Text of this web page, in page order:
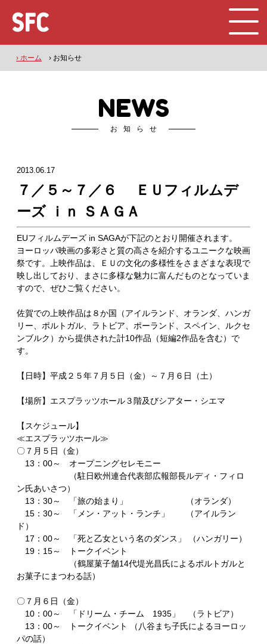
› ホーム › お知らせ
NEWS
お知らせ
2013.06.17
７／５～７／６ ＥＵフィルムデ
ーズ ｉｎ ＳＡＧＡ
EUフィルムデーズ in SAGAが下記のとおり開催されます。
ヨーロッパ映画の多彩さと質の高さを紹介するユニークな映画
祭です。上映作品は、ＥＵの文化の多様性をさまざまな表現で
映し出しており、まさに多様な魅力に富んだものとなっていま
すので、ぜひご覧ください。
佐賀での上映作品は８か国（アイルランド、オランダ、ハンガ
リー、ポルトガル、ラトビア、ポーランド、スペイン、ルクセ
ンブルク）から提供された計10作品（短編2作品を含む）で
す。
【日時】平成２５年７月５日（金）～７月６日（土）
【場所】エスプラッツホール３階及びシアター・シエマ
【スケジュール】
≪エスプラッツホール≫
〇７月５日（金）
13：00～ オープニングセレモニー
（駐日欧州連合代表部広報部長ルディ・フィロ
ン氏あいさつ）
13：30～ 「旅の始まり」 （オランダ）
15：30～ 「メン・アット・ランチ」 （アイルラン
ド）
17：00～ 「死と乙女という名のダンス」 （ハンガリー）
19：15～ トークイベント
（鶴屋菓子舗14代堤光昌氏によるポルトガルと
お菓子にまつわる話）
〇７月６日（金）
10：00～ 「ドリーム・チーム 1935」 （ラトビア）
13：00～ トークイベント （八谷まち子氏によるヨーロッ
パの話）